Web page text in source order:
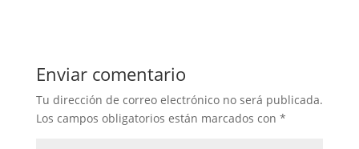
Enviar comentario
Tu dirección de correo electrónico no será publicada.
Los campos obligatorios están marcados con *